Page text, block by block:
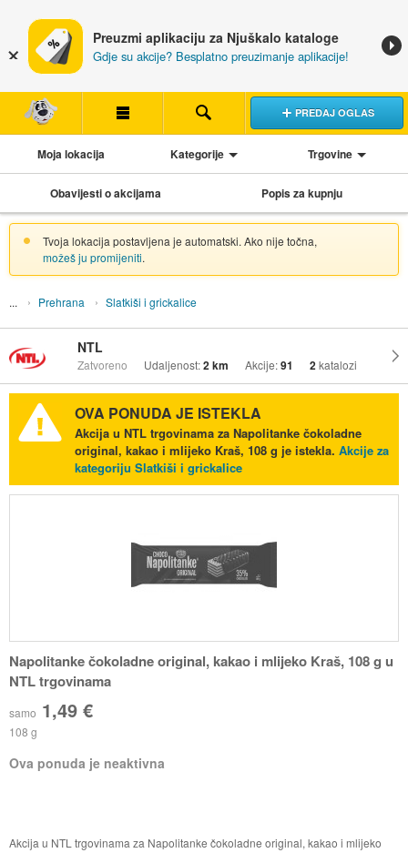
Preuzmi aplikaciju za Njuškalo kataloge
Gdje su akcije? Besplatno preuzimanje aplikacije!
PREDAJ OGLAS
Moja lokacija Kategorije Trgovine
Obavijesti o akcijama Popis za kupnju
Tvoja lokacija postavljena je automatski. Ako nije točna,
možeš ju promijeniti.
Prehrana Slatkiši i grickalice
NTL
Zatvoreno Udaljenost:2 km Akcije:91 2katalozi
OVA PONUDA JE ISTEKLA
Akcija u NTL trgovinama za Napolitanke čokoladne
original, kakao i mlijeko Kraš, 108 g je istekla. Akcije za
kategoriju Slatkiši i grickalice
Napolitanke čokoladne original, kakao i mlijeko Kraš, 108 g u
NTL trgovinama
samo 1,49 €
108 g
Ova ponuda je neaktivna
Akcija u NTL trgovinama za Napolitanke čokoladne original, kakao i mlijeko